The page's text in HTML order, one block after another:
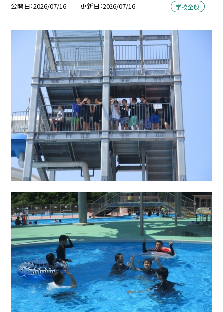
公開日 2026/07/16 更新日 2026/07/16 学校全般